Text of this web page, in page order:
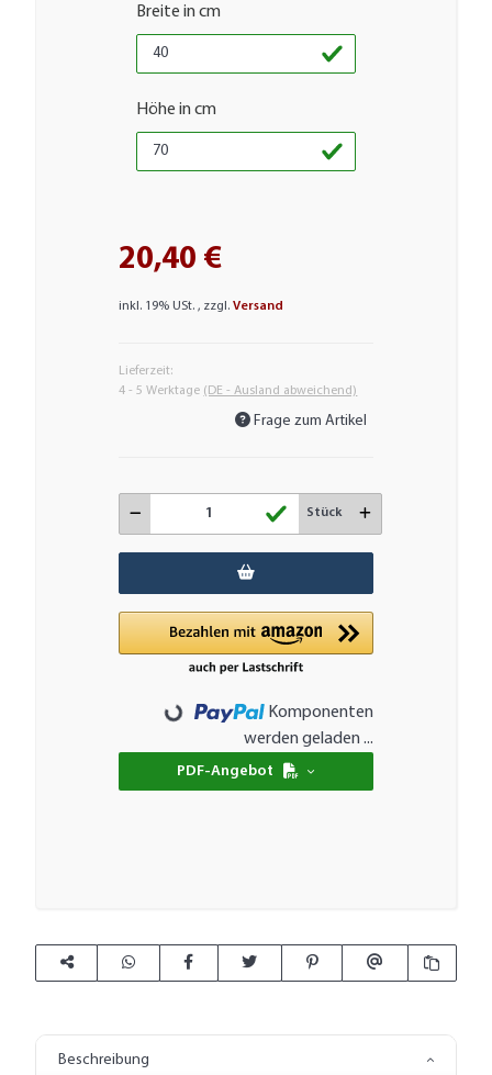
Breite in cm
Höhe in cm
20,40 €
inkl. 19% USt. , zzgl.Versand
Lieferzeit:
4 - 5 Werktage (DE - Ausland abweichend)
Frage zum Artikel
Stück
Loading...
Komponenten
werden geladen ...
PDF-Angebot
Beschreibung